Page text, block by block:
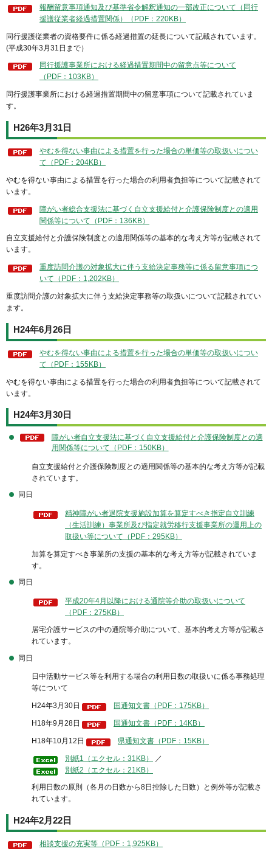
報酬留意事項通知及び基準省令解釈通知の一部改正について（同行
援護従業者経過措置関係）（PDF：220KB）
同行援護従業者の資格要件に係る経過措置の延長について記載されています。
(平成30年3月31日まで）
同行援護事業所における経過措置期間中の留意点等について
（PDF：103KB）
同行援護事業所における経過措置期間中の留意事項について記載されていま
す。
H26年3月31日
やむを得ない事由による措置を行った場合の単価等の取扱いについ
て（PDF：204KB）
やむを得ない事由による措置を行った場合の利用者負担等について記載されて
います。
障がい者総合支援法に基づく自立支援給付と介護保険制度との適用
関係等について（PDF：136KB）
自立支援給付と介護保険制度との適用関係等の基本的な考え方等が記載されて
います。
重度訪問介護の対象拡大に伴う支給決定事務等に係る留意事項につ
いて（PDF：1,202KB）
重度訪問介護の対象拡大に伴う支給決定事務等の取扱いについて記載されてい
ます。
H24年6月26日
やむを得ない事由による措置を行った場合の単価等の取扱いについ
て（PDF：155KB）
やむを得ない事由による措置を行った場合の利用者負担等について記載されて
います。
H24年3月30日
障がい者自立支援法に基づく自立支援給付と介護保険制度との適
用関係等について（PDF：150KB）
自立支援給付と介護保険制度との適用関係等の基本的な考え方等が記載
されています。
同日
精神障がい者退院支援施設加算を算定すべき指定自立訓練
（生活訓練）事業所及び指定就労移行支援事業所の運用上の
取扱い等について（PDF：295KB）
加算を算定すべき事業所の支援の基本的な考え方等が記載されていま
す。
同日
平成20年4月以降における通院等介助の取扱いについて
（PDF：275KB）
居宅介護サービスの中の通院等介助について、基本的考え方等が記載さ
れています。
同日
日中活動サービス等を利用する場合の利用日数の取扱いに係る事務処理
等について
H24年3月30日 国通知文書（PDF：175KB）
H18年9月28日 国通知文書（PDF：14KB）
H18年10月12日 県通知文書（PDF：15KB）
別紙1（エクセル：31KB）
／
別紙2（エクセル：21KB）
利用日数の原則（各月の日数から8日控除した日数）と例外等が記載さ
れています。
H24年2月22日
相談支援の充実等（PDF：1,925KB）